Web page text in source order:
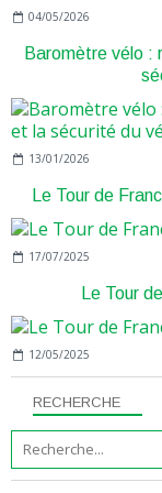
RECHERCHE
04/05/2026
Baromètre vélo :
13/01/2026
Le Tour de
17/07/2025
Le Tour
12/05/2025